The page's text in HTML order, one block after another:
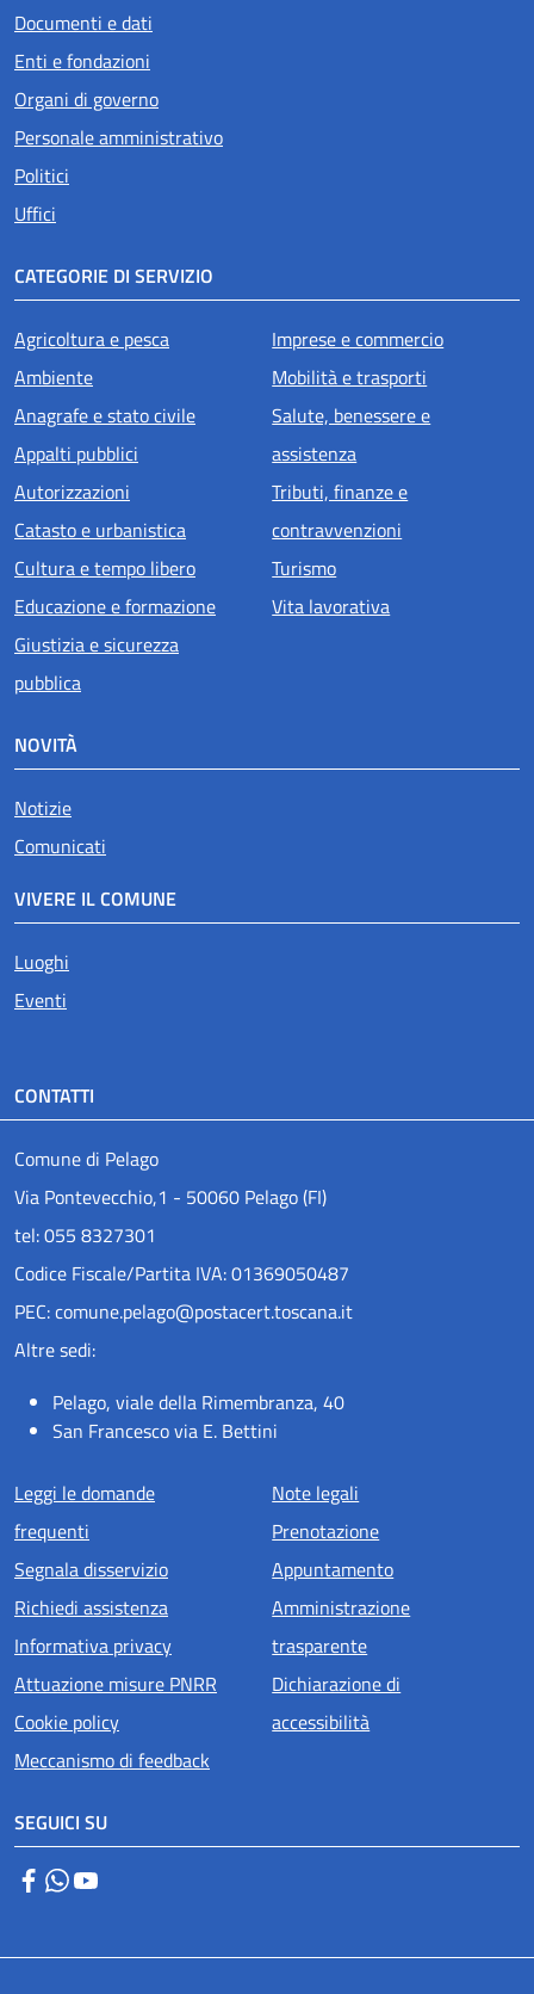
Documenti e dati
Enti e fondazioni
Organi di governo
Personale amministrativo
Politici
Uffici
CATEGORIE DI SERVIZIO
Agricoltura e pesca
Ambiente
Anagrafe e stato civile
Appalti pubblici
Autorizzazioni
Catasto e urbanistica
Cultura e tempo libero
Educazione e formazione
Giustizia e sicurezza
pubblica
Imprese e commercio
Mobilità e trasporti
Salute, benessere e
assistenza
Tributi, finanze e
contravvenzioni
Turismo
Vita lavorativa
NOVITÀ
Notizie
Comunicati
VIVERE IL COMUNE
Luoghi
Eventi
CONTATTI
Comune di Pelago
Via Pontevecchio,1 - 50060 Pelago (FI)
tel: 055 8327301
Codice Fiscale/Partita IVA: 01369050487
PEC: comune.pelago@postacert.toscana.it
Altre sedi:
Pelago, viale della Rimembranza, 40
San Francesco via E. Bettini
Menu piè di pagina
Leggi le domande
frequenti
Segnala disservizio
Richiedi assistenza
Informativa privacy
Attuazione misure PNRR
Cookie policy
Meccanismo di feedback
Note legali
Prenotazione
Appuntamento
Amministrazione
trasparente
Dichiarazione di
accessibilità
SEGUICI SU
FacebookWhatsApp